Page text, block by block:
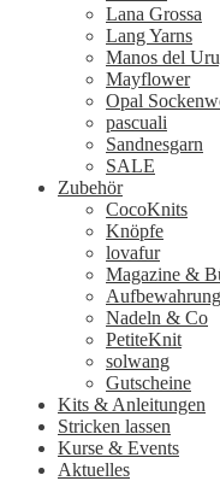
Lana Grossa
Lang Yarns
Manos del
Mayflower
Opal
pascuali
Sandnesgarn
SALE
Zubehör
CocoKnits
Knöpfe
lovafur
Magazine &
Nadeln & Co
PetiteKnit
solwang
Gutscheine
Kits & Anleitungen
Stricken lassen
Kurse & Events
Aktuelles